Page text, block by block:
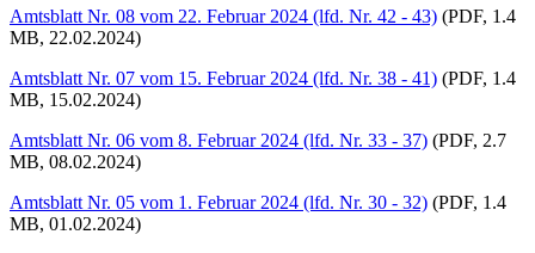
Amtsblatt Nr. 08 vom 22. Februar 2024 (lfd. Nr. 42 - 43) (PDF, 1.4
MB, 22.02.2024)
Amtsblatt Nr. 07 vom 15. Februar 2024 (lfd. Nr. 38 - 41) (PDF, 1.4
MB, 15.02.2024)
Amtsblatt Nr. 06 vom 8. Februar 2024 (lfd. Nr. 33 - 37) (PDF, 2.7
MB, 08.02.2024)
Amtsblatt Nr. 05 vom 1. Februar 2024 (lfd. Nr. 30 - 32) (PDF, 1.4
MB, 01.02.2024)